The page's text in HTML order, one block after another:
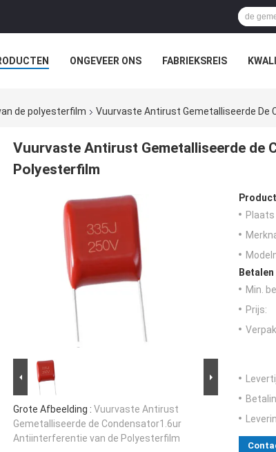
ONGEVEER ONS FABRIEKSREIS
de polyesterfilm Vuurvaste Antirust Gemetalliseerde De
Vuurvaste Antirust Gemetalliseerde
Polyesterfilm
Grote Afbeelding : Vuurvaste Antirust
Gemetalliseerde de Condensator1.6ur
Antiinterferentie van de Polyesterfilm
Min.
Prijs: